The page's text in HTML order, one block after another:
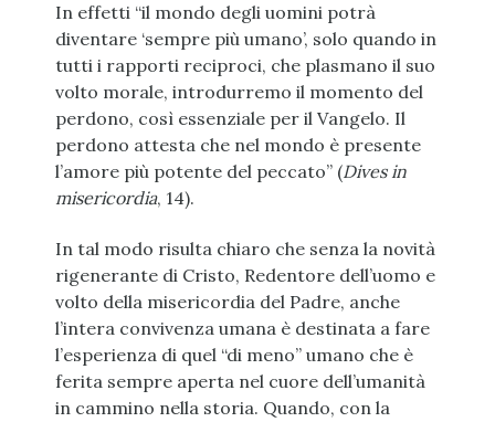
In effetti “il mondo degli uomini potrà
diventare ‘sempre più umano’, solo quando in
tutti i rapporti reciproci, che plasmano il suo
volto morale, introdurremo il momento del
perdono, così essenziale per il Vangelo. Il
perdono attesta che nel mondo è presente
l’amore più potente del peccato” (Dives in
misericordia, 14).
In tal modo risulta chiaro che senza la novità
rigenerante di Cristo, Redentore dell’uomo e
volto della misericordia del Padre, anche
l’intera convivenza umana è destinata a fare
l’esperienza di quel “di meno” umano che è
ferita sempre aperta nel cuore dell’umanità
in cammino nella storia. Quando, con la